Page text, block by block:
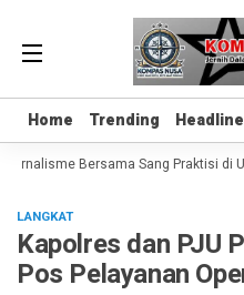
Home Trending Headline
Home Trending Headline
Bersama Sang Praktisi di
LANGKAT
Kapolres dan PJU
Pos Pelayanan